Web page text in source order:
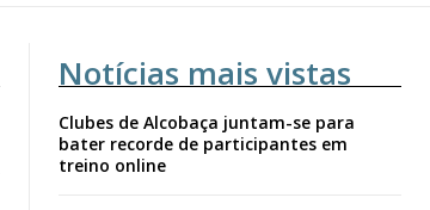
Notícias mais vistas
Clubes de Alcobaça juntam-se para
bater recorde de participantes em
treino online